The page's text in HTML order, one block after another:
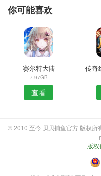
你可能喜欢
赛尔特大陆
7.97GB
查看
传奇
© 2010 至今 贝贝捕鱼官方 版权
版权